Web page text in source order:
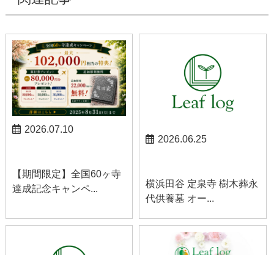
2026.07.10
【期間限定】全国60ヶ寺
達成記念キャンペ...
2026.06.25
横浜田谷 定泉寺 樹木葬永
代供養墓 オー...